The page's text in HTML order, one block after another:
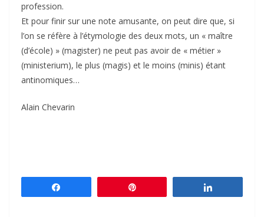
profession.
Et pour finir sur une note amusante, on peut dire que, si
l’on se réfère à l’étymologie des deux mots, un « maître
(d’école) » (magister) ne peut pas avoir de « métier »
(ministerium), le plus (magis) et le moins (minis) étant
antinomiques…
Alain Chevarin